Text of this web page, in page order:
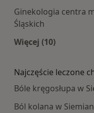
Ginekologia centra
Śląskich
Więcej (10)
Najczęście leczone
Bóle kręgosłupa w
Ból kolana w